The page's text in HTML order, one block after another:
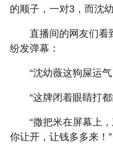
的顺子，一对3，而沈
直播间的网友们看
纷发弹幕：
“沈幼薇这狗屎运气
“这牌闭着眼睛打
“撒把米在屏幕上
你让开，让钱多多来！”